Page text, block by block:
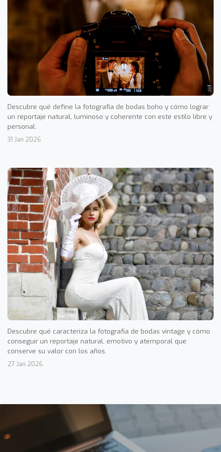
Descubre qué define la fotografía de bodas boho y cómo lograr
un reportaje natural, luminoso y coherente con este estilo libre y
personal.
31 Jan 2026
Descubre qué caracteriza la fotografía de bodas vintage y cómo
conseguir un reportaje natural, emotivo y atemporal que
conserve su valor con los años.
27 Jan 2026